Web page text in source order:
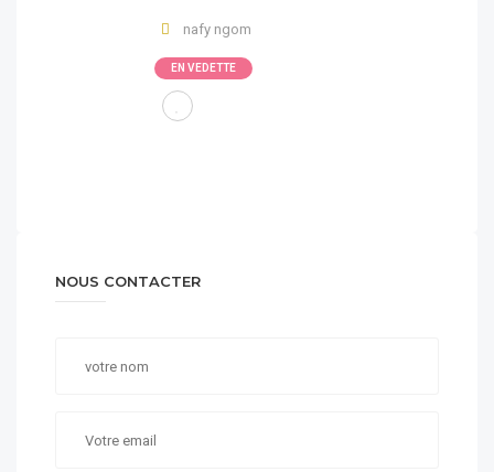
nafy ngom
EN VEDETTE
NOUS CONTACTER